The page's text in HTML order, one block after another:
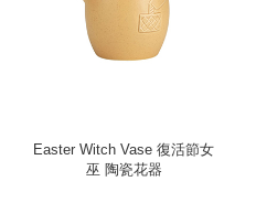
Easter Witch Vase 復活節女
巫 陶瓷花器